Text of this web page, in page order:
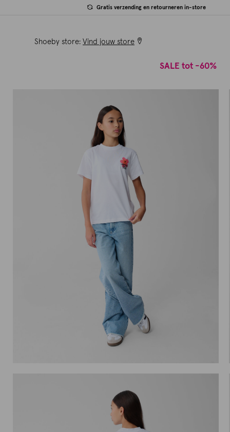
Gratis verzending en retourneren in-store
Shoeby store: Vind jouw store
SALE tot -60%